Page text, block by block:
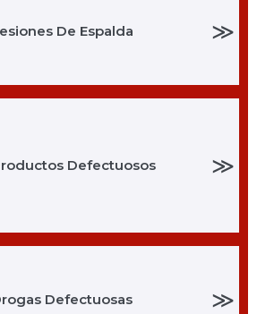
De Espalda ≫
Defectuosos ≫
Defectuosas ≫